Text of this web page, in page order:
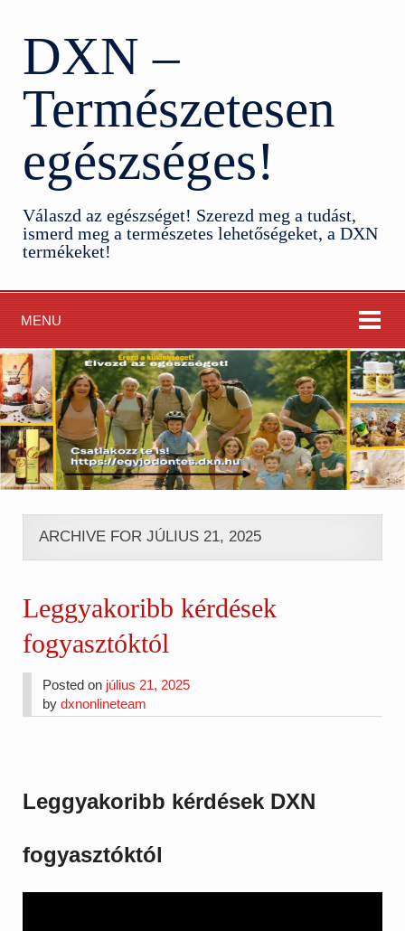
DXN –
Természetesen
egészséges!
Válaszd az egészséget! Szerezd meg a tudást,
ismerd meg a természetes lehetőségeket, a DXN
termékeket!
MENU
ARCHIVE FOR JÚLIUS 21, 2025
Leggyakoribb kérdések
fogyasztóktól
Posted on július 21, 2025
bydxnonlineteam
Leggyakoribb kérdések DXN
fogyasztóktól